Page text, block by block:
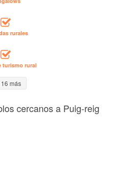
rurales
turismo rural
más
cercanos a Puig-reig